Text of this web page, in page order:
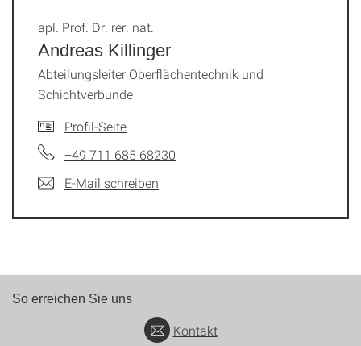
Andreas Killinger
apl. Prof. Dr. rer. nat.
Abteilungsleiter Oberflächentechnik und
Schichtverbunde
Profil-Seite
+49 711 685 68230
E-Mail schreiben
So erreichen Sie uns
Kontakt